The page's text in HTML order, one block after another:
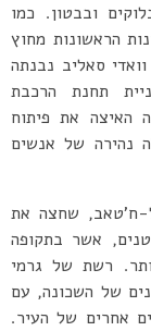
ובבטון. כמו
הראשונות מחוץ
בסוף המאה ה19. שכונת וואדי סאליב נבנתה
במקביל לבניית תחנת הרכבת
האיצה את פיתוח
נהירה של אנשים
ח’טאב, שחצה את
אשר בתקופה
רשת של גרמי
של השכונה, עם
אחרים של העיר.